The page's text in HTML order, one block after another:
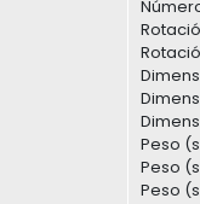
Peso
Peso
Peso